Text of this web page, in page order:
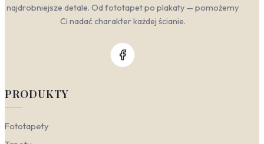
najdrobniejsze detale. Od fototapet po plakaty — pomożemy
Ci nadać charakter każdej ścianie.
PRODUKTY
Fototapety